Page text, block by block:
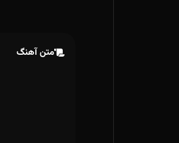
متن آهنگ